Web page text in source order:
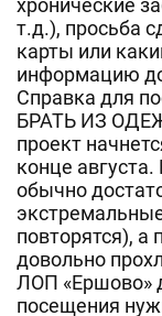
хронические
т.д.), просьба
карты или
информацию
Справка для
БРАТЬ ИЗ
проект
конце
обычно
повторятся), а
довольно
ЛОП «Ершово»
посещения